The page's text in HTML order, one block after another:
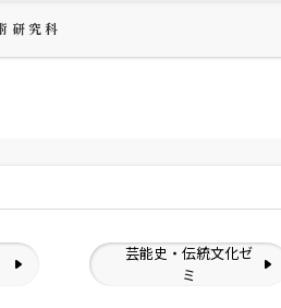
研究科
芸能史・伝統文化ゼ
ミ